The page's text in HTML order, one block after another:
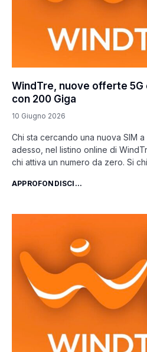
WindTre, nuove offerte 5G
con 200 Giga
10 Giugno 2026
Chi sta cercando una nuova SIM
adesso, nel listino online di
chi attiva un numero da zero. Si
APPROFONDISCI...